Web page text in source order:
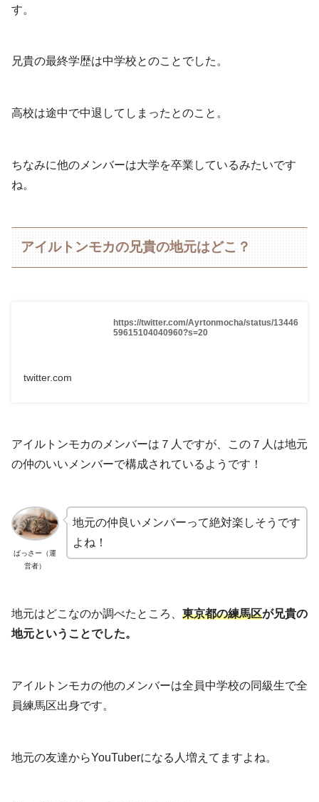
す。
兄貴の最終学歴は中学校とのことでした。
高校は途中で中退してしまったとのこと。
ちなみに他のメンバーは大学を卒業しているみたいです
ね。
アイルトンモカの兄貴の地元はどこ？
https://twitter.com/Ayrtonmocha/status/13446
59615104040960?s=20
twitter.com
アイルトンモカのメンバーは７人ですが、この７人は地元
の仲のいいメンバーで構成されているようです！
ばっさー（運
営者）
地元の仲良いメンバーって絶対楽しそうです
よね！
地元はどこなのか調べたところ、 東京都の練馬区が兄貴の
地元ということでした。
アイルトンモカの他のメンバーは全員中学校の同級生で全
員練馬区出身です。
地元の友達からYouTuberになる人増えてますよね。